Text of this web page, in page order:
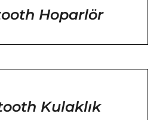
Hoparlör
Kulaklık